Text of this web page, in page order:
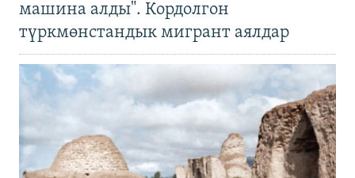
машина алды". Кордолгон
түркмөнстандык мигрант аялдар